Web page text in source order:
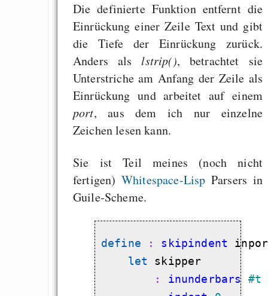
Die definierte Funktion entfernt die
Einrückung einer Zeile Text und gibt
die Tiefe der Einrückung zurück.
Anders alslstrip(), betrachtet sie
Unterstriche am Anfang der Zeile als
Einrückung und arbeitet auf einem
port, aus dem ich nur einzelne
Zeichen lesen kann.
Sie ist Teil meines (noch nicht
fertigen)Whitespace-Lisp Parsers in
Guile-Scheme.
define : skipindent
let
skipper
: inunderbars #t